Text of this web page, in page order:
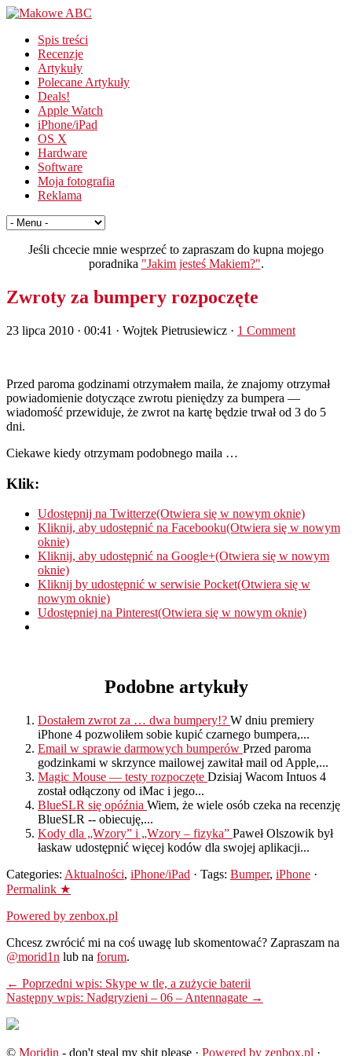
Spis treści
Recenzje
Artykuły
Polecane Artykuły
Deals!
Apple Watch
iPhone/iPad
OS X
Hardware
Software
Moja fotografia
Reklama
Jeśli chcecie mnie wesprzeć to zapraszam do kupna mojego
poradnika "Jakim jesteś Makiem?".
Zwroty za bumpery rozpoczęte
23 lipca 2010 · 00:41 · Wojtek Pietrusiewicz · 1 Comment
Przed paroma godzinami otrzymałem maila, że znajomy otrzymał
powiadomienie dotyczące zwrotu pieniędzy za bumpera —
wiadomość przewiduje, że zwrot na kartę będzie trwał od 3 do 5
dni.
Ciekawe kiedy otrzymam podobnego maila …
Klik:
Udostępnij na Twitterze(Otwiera się w nowym oknie)
Kliknij, aby udostępnić na Facebooku(Otwiera się w nowym
oknie)
Kliknij, aby udostępnić na Google+(Otwiera się w nowym
oknie)
Kliknij by udostępnić w serwisie Pocket(Otwiera się w
nowym oknie)
Udostępniej na Pinterest(Otwiera się w nowym oknie)
Podobne artykuły
Dostałem zwrot za … dwa bumpery!? W dniu premiery
iPhone 4 pozwoliłem sobie kupić czarnego bumpera,...
Email w sprawie darmowych bumperów Przed paroma
godzinkami w skrzynce mailowej zawitał mail od Apple,...
Magic Mouse — testy rozpoczęte Dzisiaj Wacom Intuos 4
został odłączony od iMac i jego...
BlueSLR się opóźnia Wiem, że wiele osób czeka na recenzję
BlueSLR -- obiecuję,...
Kody dla „Wzory” i „Wzory – fizyka” Paweł Olszowik był
łaskaw udostępnić więcej kodów dla swojej aplikacji...
Categories: Aktualności, iPhone/iPad · Tags: Bumper, iPhone ·
Permalink ★
Powered by zenbox.pl
Chcesz zwrócić mi na coś uwagę lub skomentować? Zapraszam na
@morid1n lub na forum.
← Poprzedni wpis: Skype w tle, a zużycie baterii
Następny wpis: Nadgryzieni – 06 – Antennagate →
© Moridin - don't steal my shit please · Powered by zenbox.pl ·